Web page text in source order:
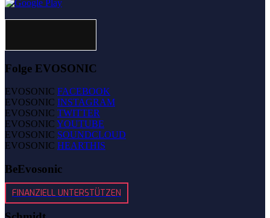
Folge EVOSONIC
EVOSONIC FACEBOOK
EVOSONIC INSTAGRAM
EVOSONIC TWITTER
EVOSONIC YOUTUBE
EVOSONIC SOUNDCLOUD
EVOSONIC HEARTHIS
BeEvosonic
FINANZIELL UNTERSTÜTZEN